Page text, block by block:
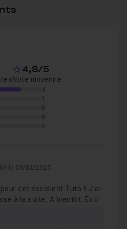
4,8/5
Note moyenne
4
1
0
0
0
le 08/02/2025
cet excellent Tuto !! J'ai
à la suite, A bientôt, Eric